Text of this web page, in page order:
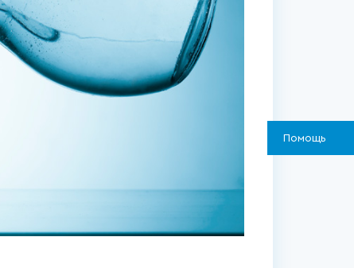
Помощь